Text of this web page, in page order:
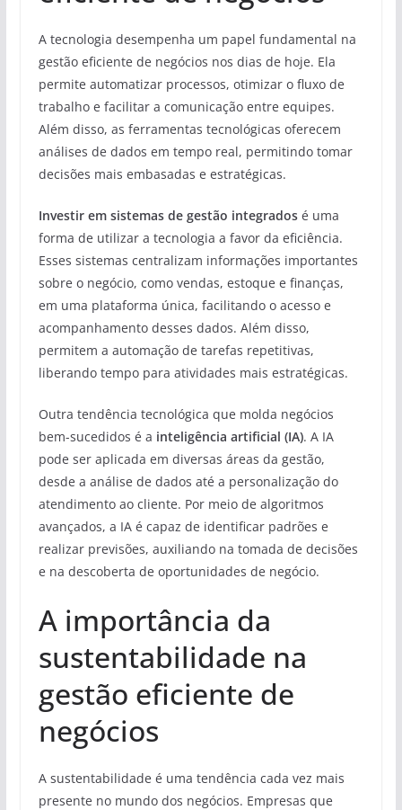
A tecnologia desempenha um papel fundamental na
gestão eficiente de negócios nos dias de hoje. Ela
permite automatizar processos, otimizar o fluxo de
trabalho e facilitar a comunicação entre equipes.
Além disso, as ferramentas tecnológicas oferecem
análises de dados em tempo real, permitindo tomar
decisões mais embasadas e estratégicas.
Investir em sistemas de gestão integradosé uma
forma de utilizar a tecnologia a favor da eficiência.
Esses sistemas centralizam informações importantes
sobre o negócio, como vendas, estoque e finanças,
em uma plataforma única, facilitando o acesso e
acompanhamento desses dados. Além disso,
permitem a automação de tarefas repetitivas,
liberando tempo para atividades mais estratégicas.
Outra tendência tecnológica que molda negócios
bem-sucedidos é a inteligência artificial (IA). A IA
pode ser aplicada em diversas áreas da gestão,
desde a análise de dados até a personalização do
atendimento ao cliente. Por meio de algoritmos
avançados, a IA é capaz de identificar padrões e
realizar previsões, auxiliando na tomada de decisões
e na descoberta de oportunidades de negócio.
A importância da
sustentabilidade na
gestão eficiente de
negócios
A sustentabilidade é uma tendência cada vez mais
presente no mundo dos negócios. Empresas que